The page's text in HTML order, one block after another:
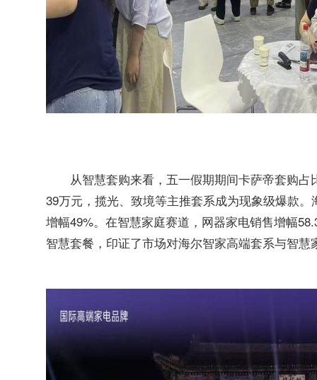
从智慧套购来看，五一假期期间卡萨帝套购
39万元，揽光、致境等主推套系成为现象级爆款
增幅49%。在智慧家庭赛道，网器家电销售增幅
智慧套餐，印证了市场对海尔智家高端套系与智慧